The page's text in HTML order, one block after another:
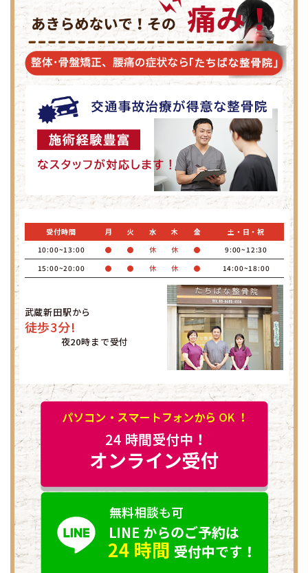
受付時間 月 火 水 木 金
土・日・祝
10:00~13:00
● ● 休 休 ●
9:00~12:30
15:00~20:00
● ● 休 休 ● 14:00~18:00
武蔵新田駅から
徒歩3分!
夜20時まで受付